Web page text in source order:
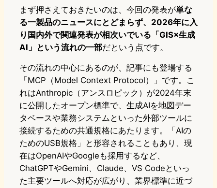
まず押さえておきたいのは、今回の発表が単な
る一製品のニュースにとどまらず、2026年に入
り国内外で関連発表が相次いでいる「GIS×生成
AI」という流れの一部だという点です。
その流れの中心にあるのが、記事にも登場する
「MCP（Model Context Protocol）」です。こ
れはAnthropic（アンスロピック）が2024年末
に公開したオープン標準で、生成AIを地図デー
タベースや業務システムといった外部ツールに
接続するための共通規格にあたります。「AIの
ためのUSB規格」と形容されることもあり、現
在はOpenAIやGoogleも採用するなど、
ChatGPTやGemini、Claude、VS Codeといっ
た主要ツールへ対応が広がり、業界標準に近づ